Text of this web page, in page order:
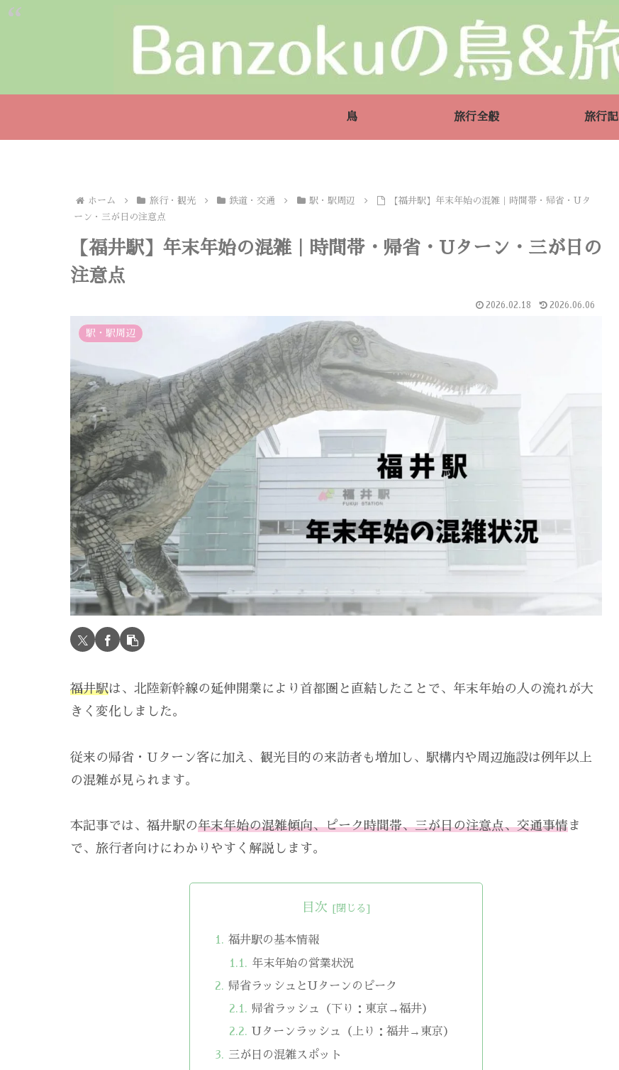
鳥 旅行全般 旅行記
ホーム 旅行・観光 鉄道・交通 駅・駅周辺
【福井駅】年末年始の混雑｜時間帯・帰省・Uタ
ーン・三が日の注意点
【福井駅】年末年始の混雑｜時間帯・帰省・Uターン・三が日の
注意点
2026.02.18 2026.06.06
駅・駅周辺
福井駅は、北陸新幹線の延伸開業により首都圏と直結したことで、年末年始の人の流れが大
きく変化しました。
従来の帰省・Uターン客に加え、観光目的の来訪者も増加し、駅構内や周辺施設は例年以上
の混雑が見られます。
本記事では、福井駅の年末年始の混雑傾向、ピーク時間帯、三が日の注意点、交通事情ま
で、旅行者向けにわかりやすく解説します。
目次
福井駅の基本情報
年末年始の営業状況
帰省ラッシュとUターンのピーク
帰省ラッシュ（下り：東京→福井）
Uターンラッシュ（上り：福井→東京）
三が日の混雑スポット